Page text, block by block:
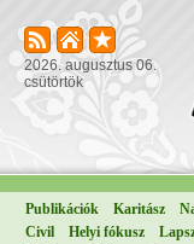
2026. augusztus 06.
csütörtök
Publikációk Karitász
Civil
Helyi fókusz